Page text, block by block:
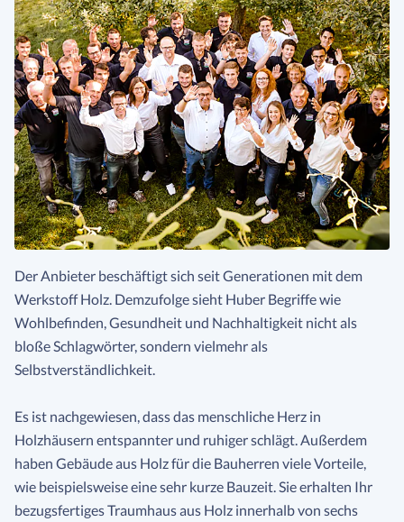
Der Anbieter beschäftigt sich seit Generationen mit dem
Werkstoff Holz. Demzufolge sieht Huber Begriffe wie
Wohlbefinden, Gesundheit und Nachhaltigkeit nicht als
bloße Schlagwörter, sondern vielmehr als
Selbstverständlichkeit.
Es ist nachgewiesen, dass das menschliche Herz in
Holzhäusern entspannter und ruhiger schlägt. Außerdem
haben Gebäude aus Holz für die Bauherren viele Vorteile,
wie beispielsweise eine sehr kurze Bauzeit. Sie erhalten Ihr
bezugsfertiges Traumhaus aus Holz innerhalb von sechs